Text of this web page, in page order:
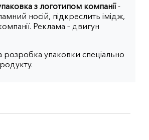
з логотипом компанії-
носій, підкреслить імідж,
Реклама – двигун
розробка упаковки спеціально